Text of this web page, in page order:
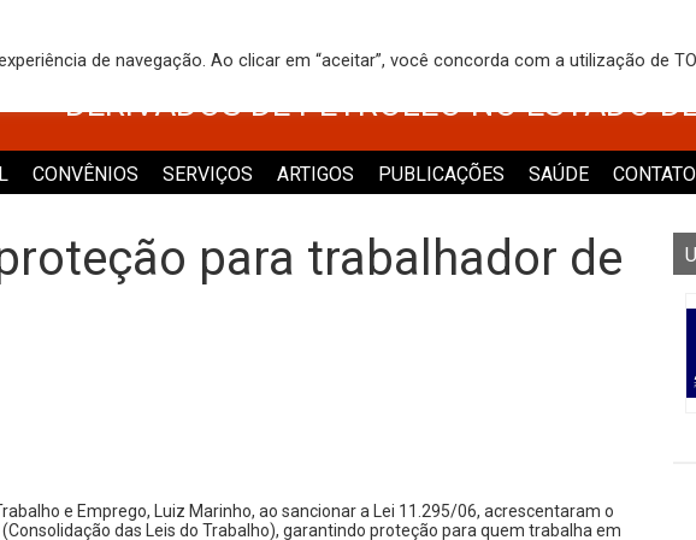
DOS TRABALHADORES NO
DERIVADOS DE PETRÓLEO NO ESTADO
CONVÊNIOS SERVIÇOS ARTIGOS PUBLICAÇÕES SAÚDE CONTATO
para trabalhador de
e Emprego, Luiz Marinho, ao sancionar a Lei 11.295/06, acrescentaram o
das Leis do Trabalho), garantindo proteção para quem trabalha em
de navegação. Ao clicar em “aceitar”, você concorda com a utilização de